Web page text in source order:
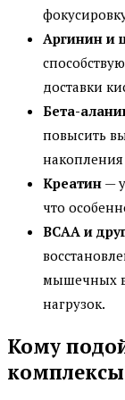
Аргинин и
доставки
Бета-
повысить
Креатин —
что
BCAA и
мышечных
нагрузок.
Кому